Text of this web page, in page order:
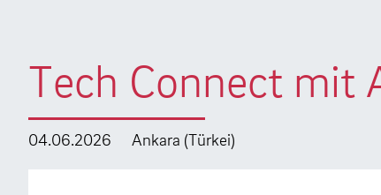
Tech Connect mit
04.06.2026 Ankara (Türkei)
Case Studies
Videos
Umweltschutz
Forschung und Lehre